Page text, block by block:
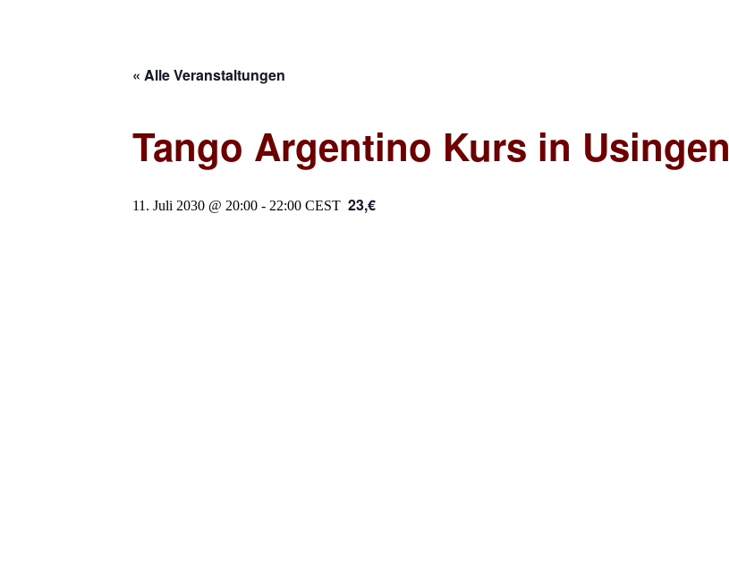
« Alle Veranstaltungen
Tango Argentino Kurs in Usingen
11. Juli 2030 @ 20:00 - 22:00 CEST 23,€